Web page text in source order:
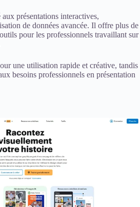
présentations interactives,
de données avancée. Il offre plus de
pour les professionnels travaillant sur
une utilisation rapide et créative, tandis
besoins professionnels en présentation